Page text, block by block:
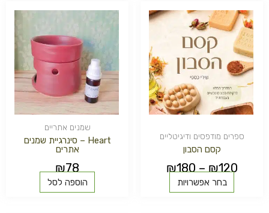
ספרים מודפסים ודיגיטליים
קסם הסבון
₪120
–
₪180
טווח
מחירים:
עד
בחר אפשרויות
זה
יש
מספר
ניתן
לבחור
את
האפשרויות
בעמוד
שמנים אתריים
Heart – סינרגיית שמנים
אתרים
₪78
הוספה לסל